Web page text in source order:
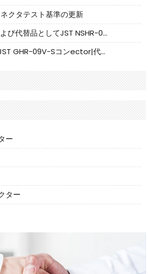
クタテスト基準の更新
JSTコネクタ-正品および代替品としてJST NSHR-02V-Sコネクタを提供します
JSTコンector-正品JST GHR-09V-Sコンector|代替品提供
ー
ター